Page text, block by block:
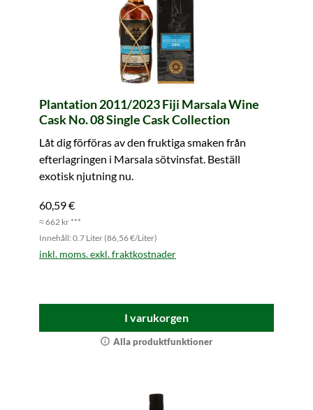
Plantation 2011/2023 Fiji Marsala Wine
Cask No. 08 Single Cask Collection
Låt dig förföras av den fruktiga smaken från
efterlagringen i Marsala sötvinsfat. Beställ
exotisk njutning nu.
60,59 €
≈ 662 kr ***
Innehåll: 0.7 Liter (86,56 €/Liter)
inkl. moms. exkl. fraktkostnader
I varukorgen
Alla produktfunktioner